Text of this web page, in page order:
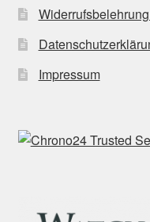
Impressum